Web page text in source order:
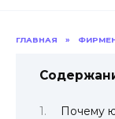
ГЛАВНАЯ »
Почему